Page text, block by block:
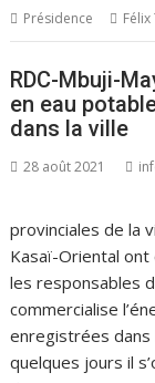
Présidence
RDC-Mbuji-
en eau
dans la ville
28 août 2021
provinciales de la
Kasaï-Oriental
les responsables
commercialise
enregistrées
quelques jours il